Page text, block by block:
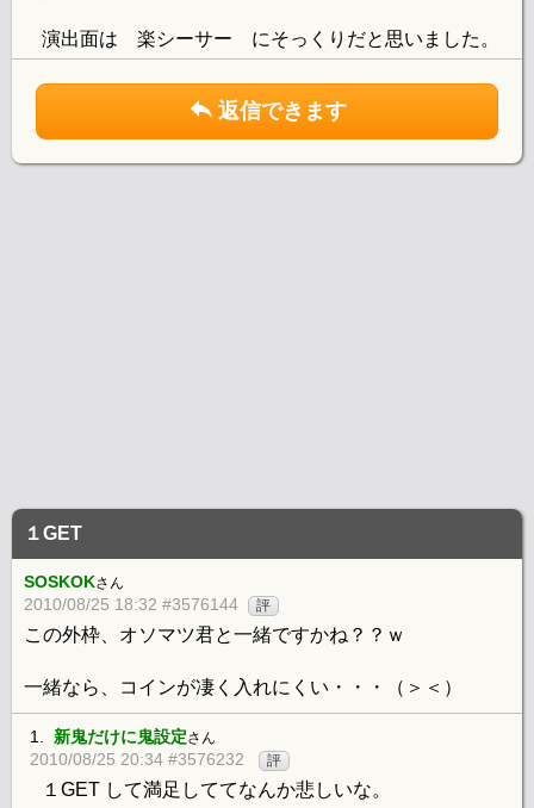
演出面は 楽シーサー にそっくりだと思いました。
返信できます
１GET
SOSKOKさん
2010/08/25 18:32 #3576144 評
この外枠、オソマツ君と一緒ですかね？？ｗ
一緒なら、コインが凄く入れにくい・・・（＞＜）
1. 新鬼だけに鬼設定さん
2010/08/25 20:34 #3576232 評
１GET して満足しててなんか悲しいな。